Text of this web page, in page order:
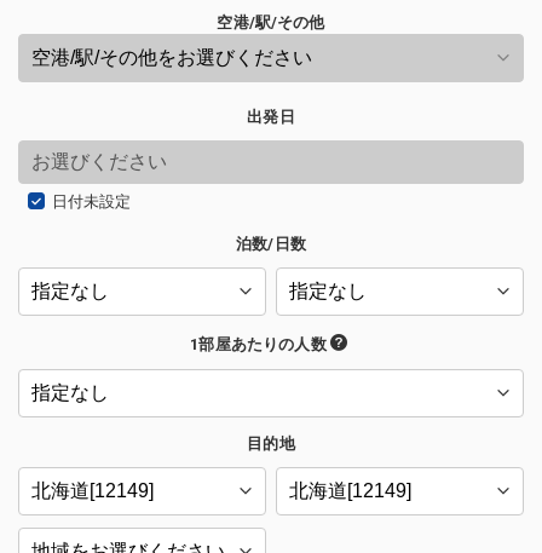
空港/駅/その他
出発日
日付未設定
泊数/日数
1部屋あたりの人数
目的地